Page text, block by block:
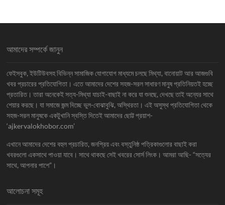
আমাদের সম্পর্কে জানুন
ফেইসবুক, ইউটিউবসহ বিভিন্ন সামাজিক যোগাযোগ মাধ্যমে চলছে মিথ্যা, বানোয়াট আর আজগুবি
খবর প্রচারের প্রতিযোগিতা। এতে আমাদের দেশের সহজ-সরল সাধারণ মানুষ প্রতিনিয়তই হচ্ছে
প্রতারিত। তারা অনেকেই সত্য-মিথ্যা যাচাই-বাছাই না করে যা শুনছে, দেখছে তাই অন্যের সাথে
শেয়ার করছে। যা সমাজে জন্ম দিচ্ছে ভুল-বোঝাবুঝি, অস্থিরতা। এই অসুস্থ প্রতিযোগিতা থেকে
সহজ-সরল মানুষকে একটুখানি স্বস্তি দিতেই আমাদের ছোট্ট প্রয়াশ-
‘ajkervalokhobor.com’
এখানে আমাদের দেশের বহুল প্রচারিত, জনপ্রিয় এবং বস্তুনিষ্ঠ পত্রিকাগুলোর বাছাই করা
খবরগুলো একসাথে পাওয়া যাবে। সাথে থাকছে সেই খবরের সোর্স লিংক। আমরা আছি- “সত্যের
সাথে, আপনার পাশে”।
আলোচনা সমূহ